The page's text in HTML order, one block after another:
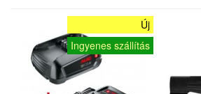
Új
Ingyenes szállítás